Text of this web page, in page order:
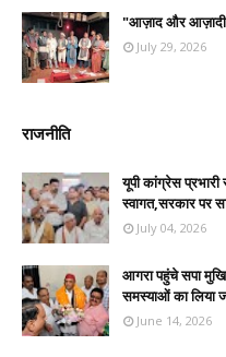
"आज़ाद और आज़ादी"
July 29, 2026
राजनीति
यूपी कांग्रेस
स्वागत,सरकार पर
July 04, 2026
आगरा पहुंचे सपा
समस्याओं का लिया
June 14, 2026